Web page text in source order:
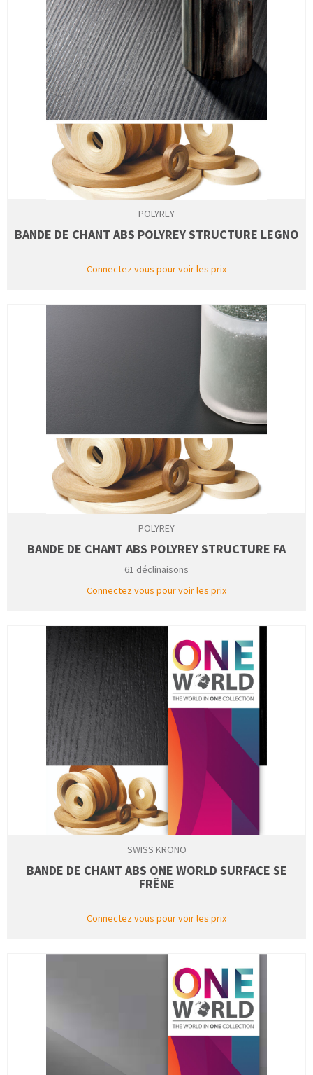
POLYREY
BANDE DE CHANT ABS POLYREY STRUCTURE LEGNO
Connectez vous pour voir les prix
POLYREY
BANDE DE CHANT ABS POLYREY STRUCTURE FA
61 déclinaisons
Connectez vous pour voir les prix
SWISS KRONO
BANDE DE CHANT ABS ONE WORLD SURFACE SE
FRÊNE
Connectez vous pour voir les prix